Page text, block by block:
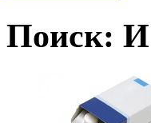
Поиск: И